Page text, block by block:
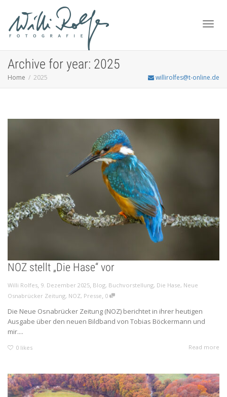
Archive for year: 2025
Home 2025 willirolfes@t-online.de
NOZ stellt „Die Hase“ vor
Willi Rolfes, 9. Dezember 2025, Blog, Buchvorstellung, Die Hase, Neue
Osnabrücker Zeitung, NOZ, Presse, 0
Die Neue Osnabrücker Zeitung (NOZ) berichtet in ihrer heutigen
Ausgabe über den neuen Bildband von Tobias Böckermann und
mir....
0 likes Read more